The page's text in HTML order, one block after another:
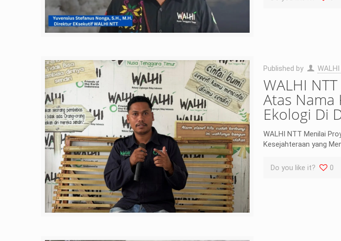
Published by
WALHI
Atas Nama
Ekologi Di
WALHI NTT Menilai
Kesejahteraan yang
Do you like it? 0